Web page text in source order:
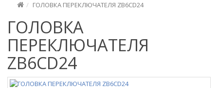
ГОЛОВКА ПЕРЕКЛЮЧАТЕЛЯ ZB6CD24
ГОЛОВКА
ПЕРЕКЛЮЧАТЕЛЯ
ZB6CD24